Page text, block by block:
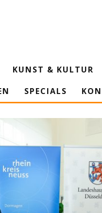
KUNST & KULTUR
SPECIALS